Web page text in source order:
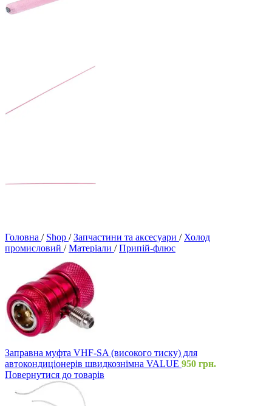
Головна / Shop / Запчастини та аксесуари / Холод
промисловий / Матеріали / Припій-флюс
Заправна муфта VHF-SA (високого тиску) для
автокондиціонерів швидкознімна VALUE 950 грн.
Повернутися до товарів